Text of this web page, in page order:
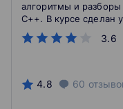
3.6
алгоритмы и разборы
C++. В курсе сделан
понимание основ, а
решение задачи, и
4.8 60